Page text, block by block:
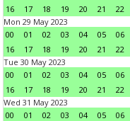
16
17 18 19 20 21 22
Mon 29 May 2023
00
01 02 03 04 05 06
16
17 18 19 20 21 22
Tue 30 May 2023
00
01 02 03 04 05 06
16
17 18 19 20 21 22
Wed 31 May 2023
00
01 02 03 04 05 06